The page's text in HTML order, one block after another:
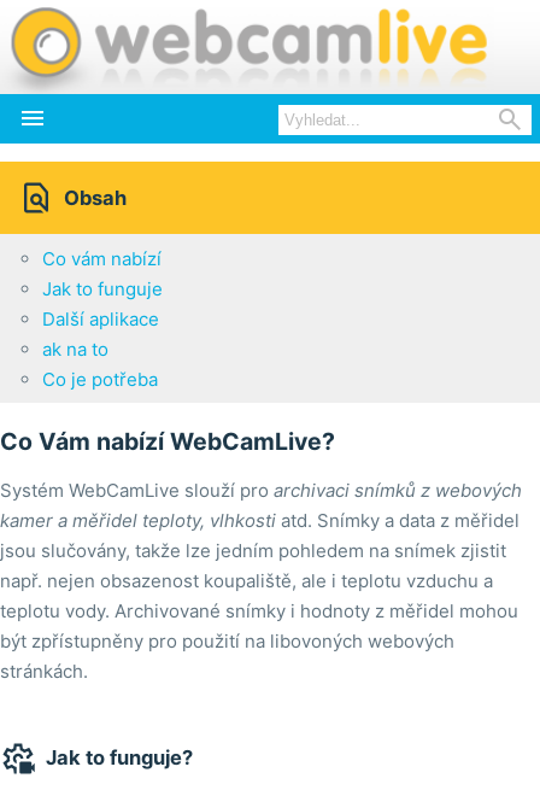
 
 Obsah
Co vám nabízí
Jak to funguje
Další aplikace
ak na to
Co je potřeba
Co Vám nabízí WebCamLive?
Systém WebCamLive slouží pro archivaci snímků z webových
kamer a měřidel teploty, vlhkosti atd. Snímky a data z měřidel
jsou slučovány, takže lze jedním pohledem na snímek zjistit
např. nejen obsazenost koupaliště, ale i teplotu vzduchu a
teplotu vody. Archivované snímky i hodnoty z měřidel mohou
být zpřístupněny pro použití na libovoných webových
stránkách.
 Jak to funguje?